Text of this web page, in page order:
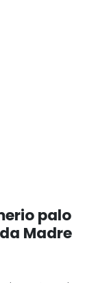
palo
Madre